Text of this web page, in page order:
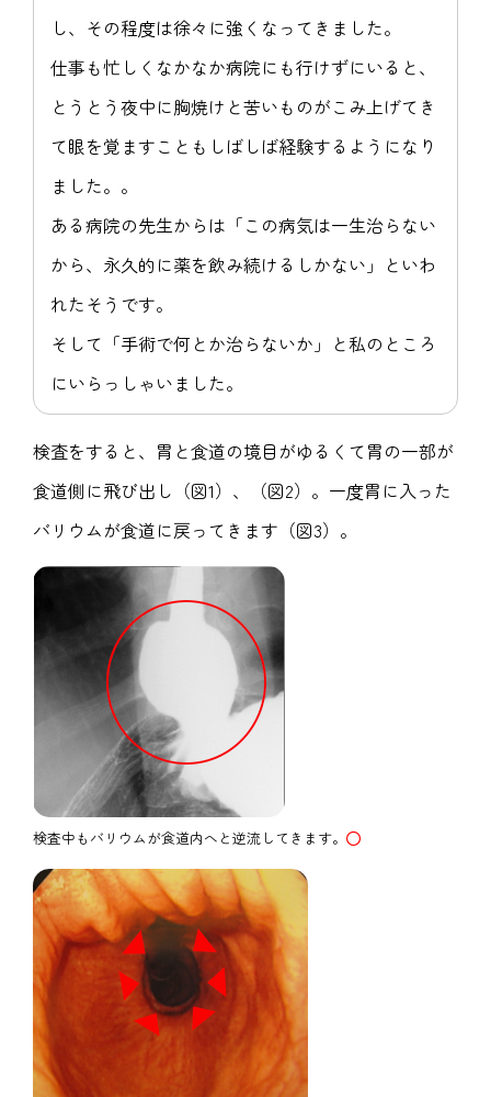
し、その程度は徐々に強くなってきました。
仕事も忙しくなかなか病院にも行けずにいると、
とうとう夜中に胸焼けと苦いものがこみ上げてき
て眼を覚ますこともしばしば経験するようになり
ました。。
ある病院の先生からは「この病気は一生治らない
から、永久的に薬を飲み続けるしかない」といわ
れたそうです。
そして「手術で何とか治らないか」と私のところ
にいらっしゃいました。
検査をすると、胃と食道の境目がゆるくて胃の一部が
食道側に飛び出し（図1）、（図2）。一度胃に入った
バリウムが食道に戻ってきます（図3）。
検査中もバリウムが食道内へと逆流してきます。